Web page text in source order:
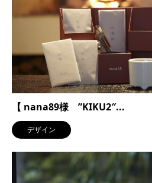
【 nana89様 ”KIKU2″...
デザイン